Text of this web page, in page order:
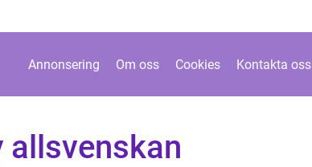
Annonsering Om oss Cookies Kontakta oss
allsvenskan